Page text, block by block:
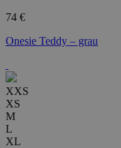
74 €
Onesie Teddy – grau
XXS
XS
M
L
XL